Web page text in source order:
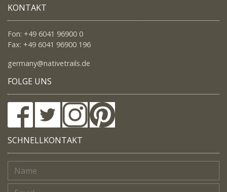
KONTAKT
Fon: +49 6041 96900 0
Fax: +49 6041 96900 196
germany@nativetrails.de
FOLGE UNS
SCHNELLKONTAKT